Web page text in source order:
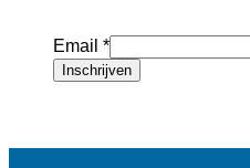
Email *
Inschrijven